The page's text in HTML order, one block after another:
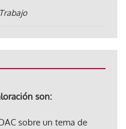
son:
sobre un tema de